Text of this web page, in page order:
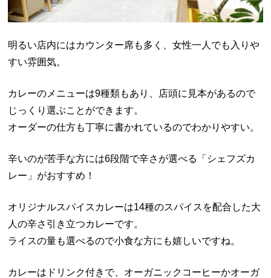
明るい店内にはカウンター席も多く、女性一人でも入りや
すい雰囲気。
カレーのメニューは9種類もあり、店頭に見本があるので
じっくり選ぶことができます。
オーダーの仕方も丁寧に書かれているのでわかりやすい。
辛いのが苦手な方には6段階で辛さが選べる「シェフズカ
レー」がおすすめ！
オリジナルスパイスカレーは14種のスパイスを配合した大
人の辛さ引き立つカレーです。
ライスの量も選べるので小食な方にも嬉しいですね。
カレーはドリンク付きで、オーガニックコーヒーかオーガ